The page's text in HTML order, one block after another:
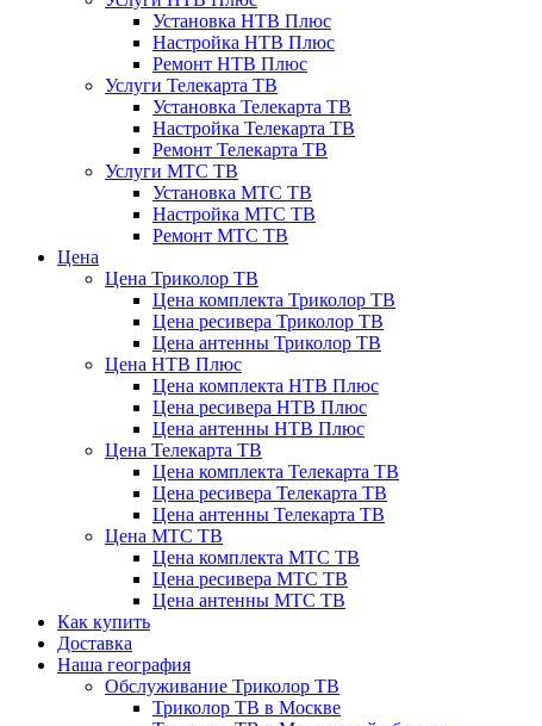
Установка НТВ Плюс
Настройка НТВ Плюс
Ремонт НТВ Плюс
Услуги Телекарта ТВ
Установка Телекарта ТВ
Настройка Телекарта ТВ
Ремонт Телекарта ТВ
Услуги МТС ТВ
Установка МТС ТВ
Настройка МТС ТВ
Ремонт МТС ТВ
Цена
Цена Триколор ТВ
Цена комплекта Триколор ТВ
Цена ресивера Триколор ТВ
Цена антенны Триколор ТВ
Цена НТВ Плюс
Цена комплекта НТВ Плюс
Цена ресивера НТВ Плюс
Цена антенны НТВ Плюс
Цена Телекарта ТВ
Цена комплекта Телекарта ТВ
Цена ресивера Телекарта ТВ
Цена антенны Телекарта ТВ
Цена МТС ТВ
Цена комплекта МТС ТВ
Цена ресивера МТС ТВ
Цена антенны МТС ТВ
Как купить
Доставка
Наша география
Обслуживание Триколор ТВ
Триколор ТВ в Москве